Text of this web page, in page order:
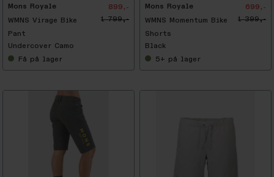
Mons Royale
WMNS Virage Bike
Pant
899,-
1 799,-
Undercover Camo
Få på lager
Mons Royale
WMNS Momentum Bike
Shorts
699,-
1 399,-
Black
5+ på lager